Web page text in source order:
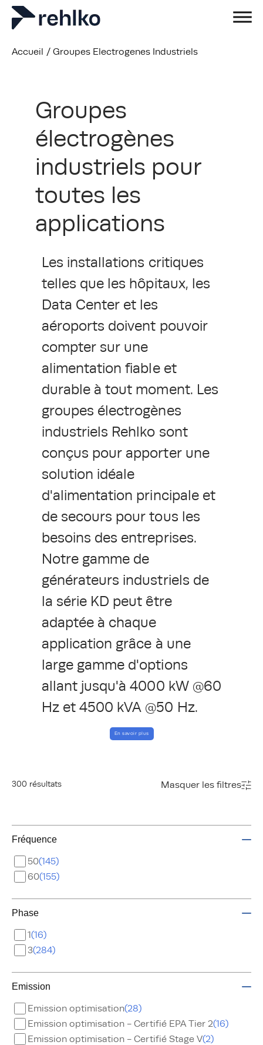
Accueil / Groupes Electrogenes Industriels
Groupes
électrogènes
industriels pour
toutes les
applications
Les installations critiques
telles que les hôpitaux, les
Data Center et les
aéroports doivent pouvoir
compter sur une
alimentation fiable et
durable à tout moment. Les
groupes électrogènes
industriels Rehlko sont
conçus pour apporter une
solution idéale
d'alimentation principale et
de secours pour tous les
besoins des entreprises.
Notre gamme de
générateurs industriels de
la série KD peut être
adaptée à chaque
application grâce à une
large gamme d'options
allant jusqu'à 4000 kW @60
Hz et 4500 kVA @50 Hz.
En savoir plus
300 résultats Masquer les filtres
Fréquence
50 145
60 155
Phase
1 16
3 284
Emission
Emission optimisation 28
Emission optimisation - Certifié EPA Tier 2 16
Emission optimisation - Certifié Stage V 2